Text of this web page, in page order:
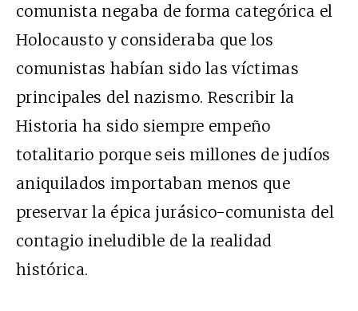
comunista negaba de forma categórica el
Holocausto y consideraba que los
comunistas habían sido las víctimas
principales del nazismo. Rescribir la
Historia ha sido siempre empeño
totalitario porque seis millones de judíos
aniquilados importaban menos que
preservar la épica jurásico-comunista del
contagio ineludible de la realidad
histórica.